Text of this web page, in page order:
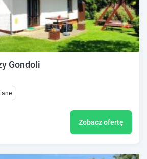
Gondoli
Zobacz ofertę